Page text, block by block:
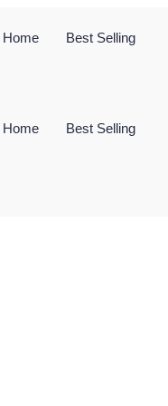
Home Best Selling
Home Best Selling